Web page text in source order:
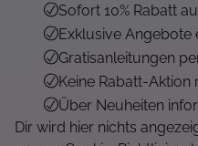
Sofort 10% Rabatt
Exklusive Angebote
Gratisanleitungen
Keine Rabatt-Aktion
Über Neuheiten
Dir wird hier nichts